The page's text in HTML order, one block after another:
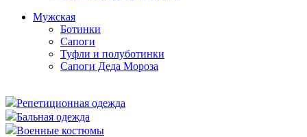
Мужская
Ботинки
Сапоги
Туфли и полуботинки
Сапоги Деда Мороза
Репетиционная одежда
Бальная одежда
Военные костюмы